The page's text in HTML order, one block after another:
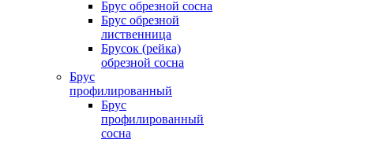
Брус обрезной сосна
Брус обрезной
лиственница
Брусок (рейка)
обрезной сосна
Брус
профилированный
Брус
профилированный
сосна